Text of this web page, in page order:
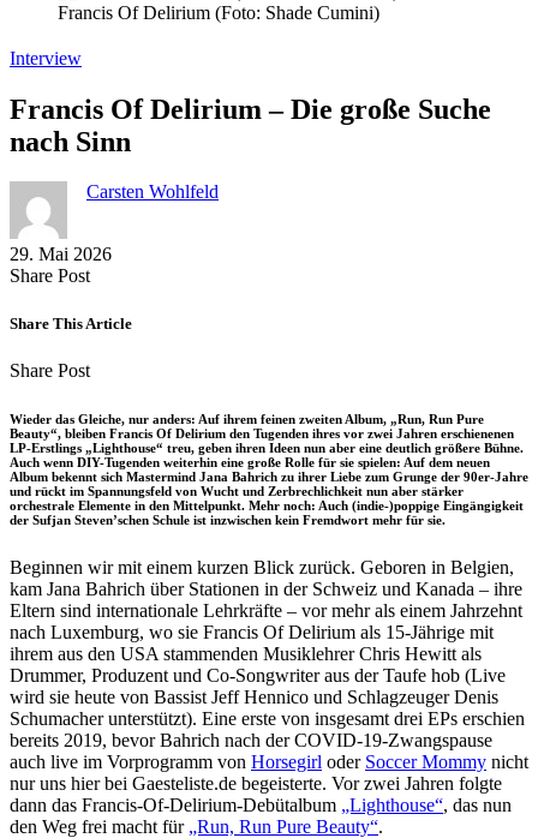
Francis Of Delirium (Foto: Shade Cumini)
Interview
Francis Of Delirium – Die große Suche
nach Sinn
Carsten Wohlfeld
29. Mai 2026
Share PostShare
Facebook
Copy
to
Send
via
Share This Article
Share PostShare
Facebook
Copy
to
clipboard
Send
via
eMail
Wieder das Gleiche, nur anders: Auf ihrem feinen zweiten Album, „Run, Run Pure
Beauty“, bleiben Francis Of Delirium den Tugenden ihres vor zwei Jahren erschienenen
LP-Erstlings „Lighthouse“ treu, geben ihren Ideen nun aber eine deutlich größere Bühne.
Auch wenn DIY-Tugenden weiterhin eine große Rolle für sie spielen: Auf dem neuen
Album bekennt sich Mastermind Jana Bahrich zu ihrer Liebe zum Grunge der 90er-Jahre
und rückt im Spannungsfeld von Wucht und Zerbrechlichkeit nun aber stärker
orchestrale Elemente in den Mittelpunkt. Mehr noch: Auch (indie-)poppige Eingängigkeit
der Sufjan Steven’schen Schule ist inzwischen kein Fremdwort mehr für sie.
Beginnen wir mit einem kurzen Blick zurück. Geboren in Belgien,
kam Jana Bahrich über Stationen in der Schweiz und Kanada – ihre
Eltern sind internationale Lehrkräfte – vor mehr als einem Jahrzehnt
nach Luxemburg, wo sie Francis Of Delirium als 15-Jährige mit
ihrem aus den USA stammenden Musiklehrer Chris Hewitt als
Drummer, Produzent und Co-Songwriter aus der Taufe hob (Live
wird sie heute von Bassist Jeff Hennico und Schlagzeuger Denis
Schumacher unterstützt). Eine erste von insgesamt drei EPs erschien
bereits 2019, bevor Bahrich nach der COVID-19-Zwangspause
auch live im Vorprogramm von Horsegirl oder Soccer Mommy nicht
nur uns hier bei Gaesteliste.de begeisterte. Vor zwei Jahren folgte
dann das Francis-Of-Delirium-Debütalbum „Lighthouse“, das nun
den Weg frei macht für „Run, Run Pure Beauty“.